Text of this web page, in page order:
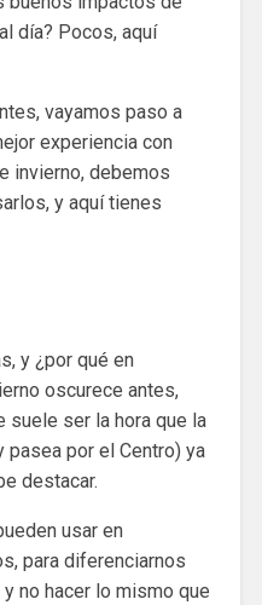
día? Pocos, aquí
vayamos paso a
experiencia con
invierno, debemos
y aquí tienes
y ¿por qué en
oscurece antes,
suele ser la hora que la
por el Centro) ya
destacar.
usar en
para diferenciarnos
no hacer lo mismo que